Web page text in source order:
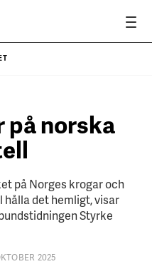
på norska
på Norges krogar och
hålla det hemligt, visar
Styrke
2025